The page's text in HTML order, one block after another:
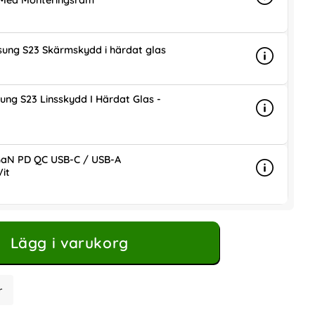
S23 Skärmskydd i härdat glas
Info
mer info
S23 Linsskydd I Härdat Glas -
Info
mer info
PD QC USB-C / USB-A
Info
mer info
Lägg i varukorg